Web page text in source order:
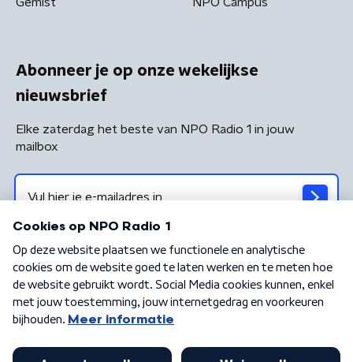
Abonneer je op onze wekelijkse
nieuwsbrief
Elke zaterdag het beste van NPO Radio 1 in jouw
mailbox
Algemene voorwaarden